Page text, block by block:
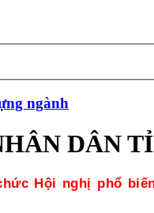
ngành
DÂN
Hội nghị phổ